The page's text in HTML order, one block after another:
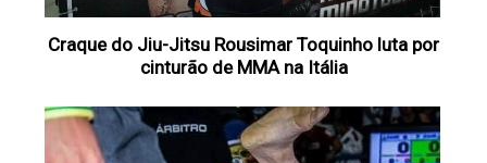
Craque do Jiu-Jitsu Rousimar Toquinho luta por
cinturão de MMA na Itália